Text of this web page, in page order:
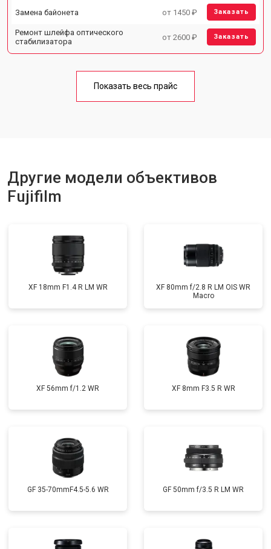
Замена байонета от 1450 ₽ Заказать
Ремонт шлейфа оптического
стабилизатора
от 2600 ₽ Заказать
Показать весь прайс
Другие модели объективов
Fujifilm
XF 18mm F1.4 R LM WR
XF 80mm f/2.8 R LM OIS WR
Macro
XF 56mm f/1.2 WR XF 8mm F3.5 R WR
GF 35-70mmF4.5-5.6 WR GF 50mm f/3.5 R LM WR